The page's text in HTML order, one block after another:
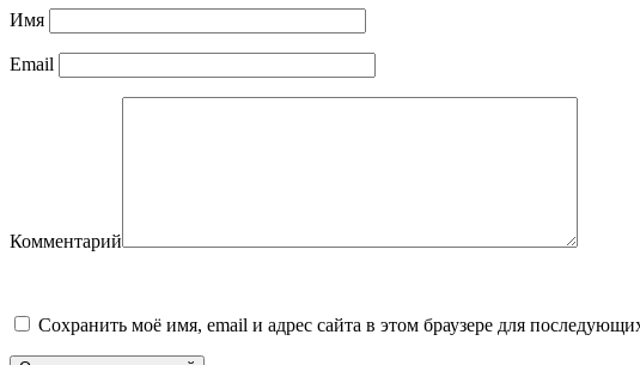
Имя
Email
Комментарий
Сохранить моё имя, email и адрес сайта в этом браузере для